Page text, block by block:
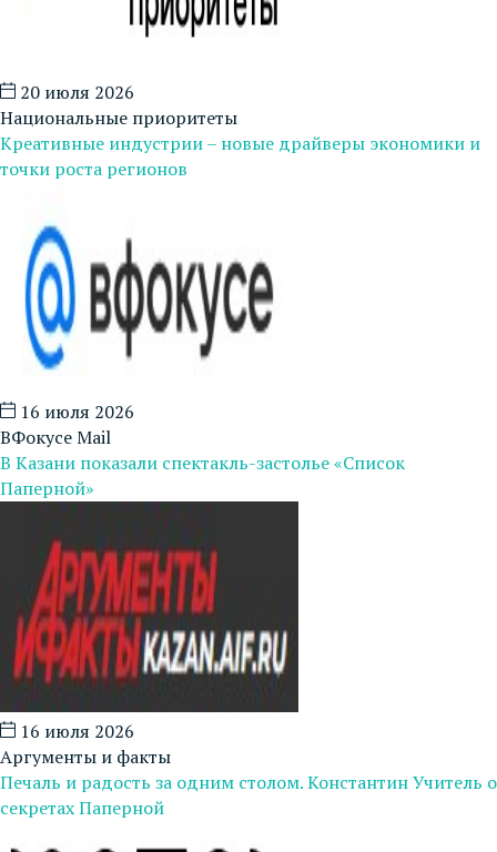
20 июля 2026
Национальные приоритеты
Креативные индустрии – новые драйверы экономики и
точки роста регионов
16 июля 2026
ВФокусе Mail
В Казани показали спектакль-застолье «Список
Паперной»
16 июля 2026
Аргументы и факты
Печаль и радость за одним столом. Константин Учитель о
секретах Паперной